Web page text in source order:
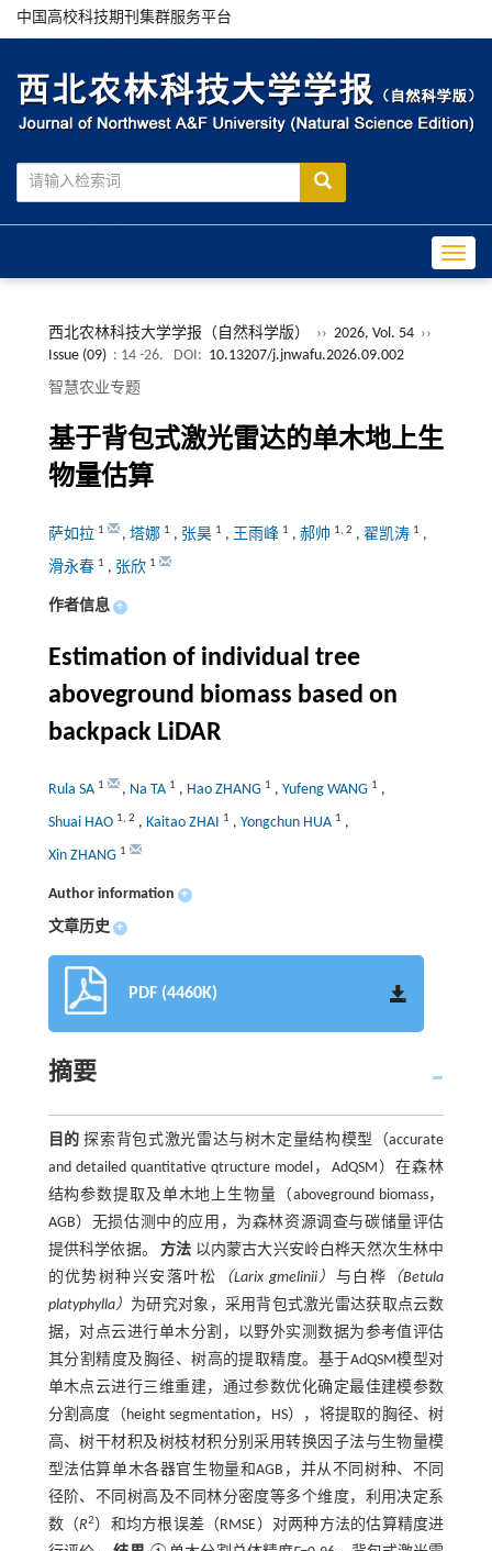
中国高校科技期刊集群服务平台
西北农林科技大学学报（自然科学版） ›› 2026, Vol. 54 ››
Issue (09) : 14 -26. DOI: 10.13207/j.jnwafu.2026.09.002
智慧农业专题
基于背包式激光雷达的单木地上生
物量估算
萨如拉 1 , 塔娜 1 , 张昊 1 , 王雨峰 1 , 郝帅 1, 2 , 翟凯涛 1 ,
滑永春 1 , 张欣 1
作者信息 +
Estimation of individual tree
aboveground biomass based on
backpack LiDAR
Rula SA 1 , Na TA 1 , Hao ZHANG 1 , Yufeng WANG 1 ,
Shuai HAO 1, 2 , Kaitao ZHAI 1 , Yongchun HUA 1 ,
Xin ZHANG 1
Author information +
文章历史 +
PDF (4460K)
摘要
目的 探索背包式激光雷达与树木定量结构模型（accurate
and detailed quantitative qtructure model，AdQSM）在森林
结构参数提取及单木地上生物量（aboveground biomass，
AGB）无损估测中的应用，为森林资源调查与碳储量评估
提供科学依据。 方法 以内蒙古大兴安岭白桦天然次生林中
的优势树种兴安落叶松
（Larix gmelinii） 与白桦 （Betula
platyphylla） 为研究对象，采用背包式激光雷达获取点云数
据，对点云进行单木分割，以野外实测数据为参考值评估
其分割精度及胸径、树高的提取精度。基于AdQSM模型对
单木点云进行三维重建，通过参数优化确定最佳建模参数
分割高度（height segmentation，HS），将提取的胸径、树
高、树干材积及树枝材积分别采用转换因子法与生物量模
型法估算单木各器官生物量和AGB，并从不同树种、不同
径阶、不同树高及不同林分密度等多个维度，利用决定系
数（R2 ）和均方根误差（RMSE）对两种方法的估算精度进